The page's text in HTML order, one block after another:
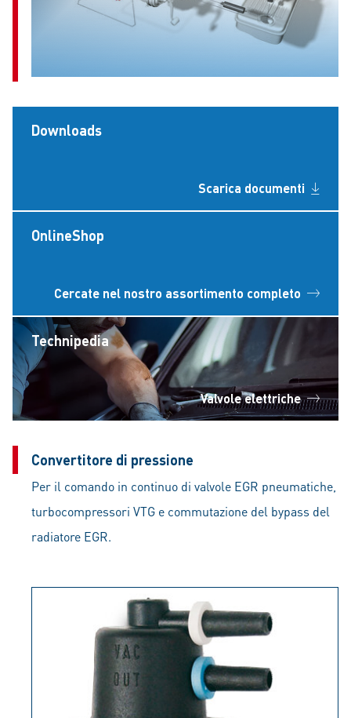
Downloads
Scarica documenti
OnlineShop
Cercate nel nostro assortimento completo
Technipedia
Valvole elettriche
Convertitore di pressione
Per il comando in continuo di valvole EGR pneumatiche,
turbocompressori VTG e commutazione del bypass del
radiatore EGR.